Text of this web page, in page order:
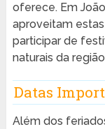
oferece. Em
aproveitam
participar de
naturais da
Datas
Além dos